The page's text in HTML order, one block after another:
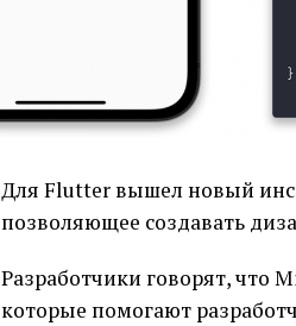
Для Flutter вышел новый
позволяющее создавать
Разработчики говорят, что
которые помогают